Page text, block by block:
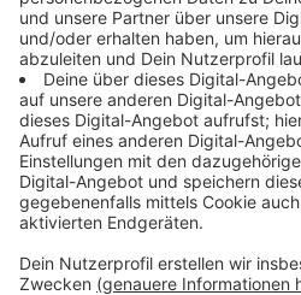
und kommt schon bald hinter
Geheimnisse.
Streaming-Dienst: Paramount+
Anzeige
Wir